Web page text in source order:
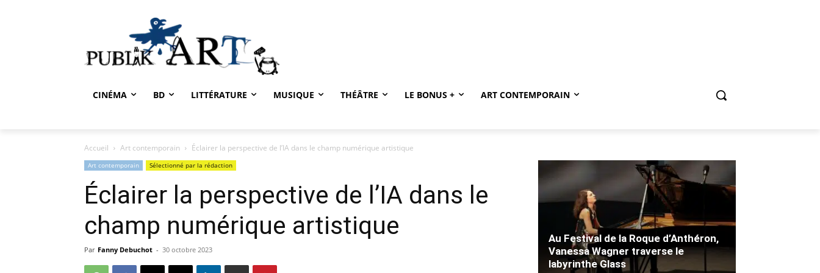
CINÉMA BD LITTÉRATURE MUSIQUE THÉÂTRE LE BONUS + ART CONTEMPORAIN
Accueil Art contemporain Éclairer la perspective de l’IA dans le champ numérique artistique
Art contemporain Sélectionné par la rédaction
Éclairer la perspective de l’IA dans le
champ numérique artistique
Par Fanny Debuchot - 30 octobre 2023
Au Festival de la Roque d’Anthéron,
Vanessa Wagner traverse le
labyrinthe Glass